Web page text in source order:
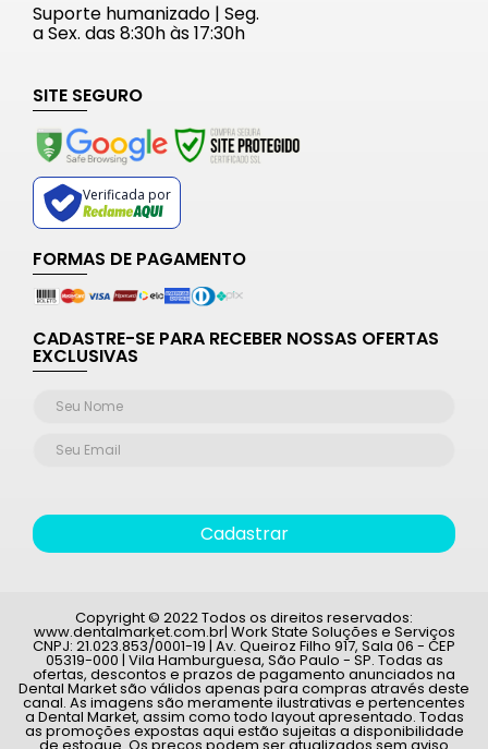
Suporte humanizado | Seg.
a Sex. das 8:30h às 17:30h
SITE SEGURO
Verificada por
FORMAS DE PAGAMENTO
CADASTRE-SE PARA RECEBER NOSSAS OFERTAS
EXCLUSIVAS
Cadastrar
Copyright © 2022 Todos os direitos reservados:
www.dentalmarket.com.br| Work State Soluções e Serviços
CNPJ: 21.023.853/0001-19 | Av. Queiroz Filho 917, Sala 06 - CEP
05319-000 | Vila Hamburguesa, São Paulo - SP. Todas as
ofertas, descontos e prazos de pagamento anunciados na
Dental Market são válidos apenas para compras através deste
canal. As imagens são meramente ilustrativas e pertencentes
a Dental Market, assim como todo layout apresentado. Todas
as promoções expostas aqui estão sujeitas a disponibilidade